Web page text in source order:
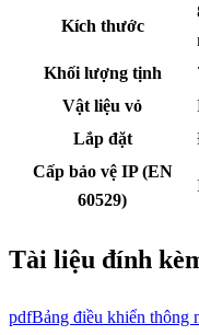
Kích thước
Khối lượng tịnh
Vật liệu vỏ
Lắp đặt
Cấp bảo vệ IP (EN
60529)
Tài liệu đính
pdfBảng điều khiển thông